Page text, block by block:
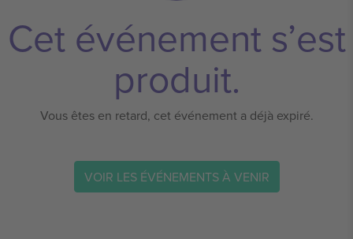
Cet événement s’est
produit.
Vous êtes en retard, cet événement a déjà expiré.
VOIR LES ÉVÉNEMENTS À VENIR